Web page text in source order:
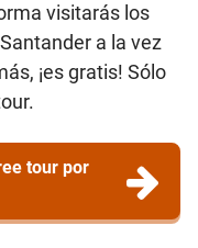
visitarás los
a la vez
¡es gratis! Sólo
tour por